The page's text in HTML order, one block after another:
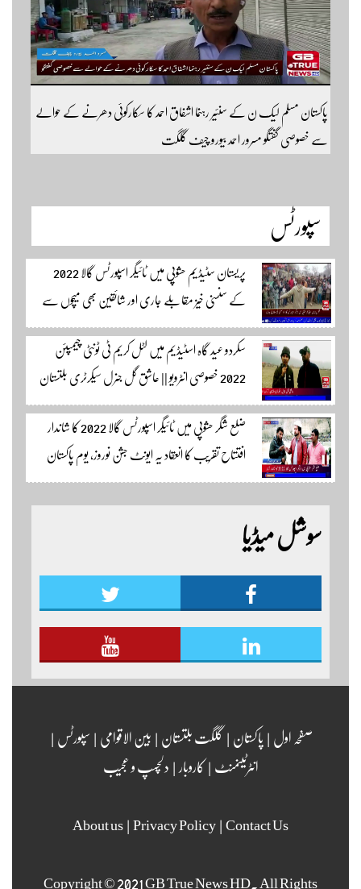
پاکستان مسلم لیک ن کے سنئیر رہنما اشفاق احمد کا سکارکوئی دھرنے کے حوالے
سے خصوصی گفتگو مسرور احمد بیورو چیف گلگت
سپورٹس
پریستان سٹیڈیم حشوپی میں ٹائیگر اسپورٹس گالا 2022
کے سنسنی خیز مقابلے جاری اور شائقین بھی میچوں سے
لطف اندوز ہو رہے ہیں۔ سجاد حسین نمائندہ شگر مکمل
وڈیوز دیکھنے لئے لئے لنک پر کلک کریں۔
سکردو عید گاہ اسٹیڈیم میں لٹل کریم ٹی ٹونٹی چیمپئن
2022 خصوصی انٹرویو || عاشق گل جنرل سیکرٹری بلتستان
کرکٹ ایسوسیشن کیمرہ مین یاور کمال کے ساتھ الطاف احمد
اسپورٹس ایڈیٹر سکردو مزید اپڈیٹس کے لئے ہمارے
یوٹیوب چینل لنک پر یہاں کلک کریں
ضلع شگر حشوپی میں ٹائیگر اسپورٹس گالا 2022 کا شاندار
افتتاح تقریب کا انعقاد یہ ایونٹ جشن نوروز، یوم پاکستان
اور جشن بہاراں کی مناسبت سے ٹائیگر اسپورٹس کلب
کے زیر اہتمام منعقدہ کیا جا رہا ہے۔ سجاد حسین نمائندہ شگر
مزید اپڈیٹس دیکھنے کے لئے ہمارے یوٹیوب چینل لنکسوشل میڈیا
صفحہ اول|پاکستان|گلگت بلتستان|بین الاقوامی|سپورٹس|
انٹرٹینمنٹ|کاروبار|دلچسپ و عجیب
About us|Privacy Policy|Contact Us